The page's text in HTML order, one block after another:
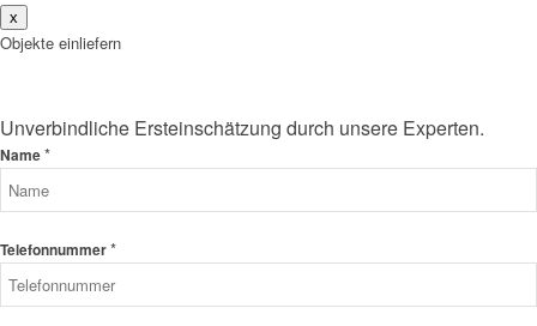
x
Objekte einliefern
Unverbindliche Ersteinschätzung durch unsere Experten.
Name*
Telefonnummer*